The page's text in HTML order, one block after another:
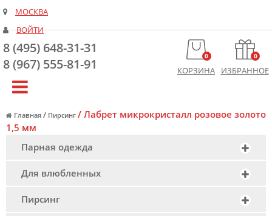
МОСКВА
ВОЙТИ
8 (495) 648-31-31
8 (967) 555-81-91
0
КОРЗИНА
0
ИЗБРАННОЕ
Главная / Пирсинг /Лабрет микрокристалл розовое золото
1,5 мм
Парная одежда
Для влюбленных
Пирсинг